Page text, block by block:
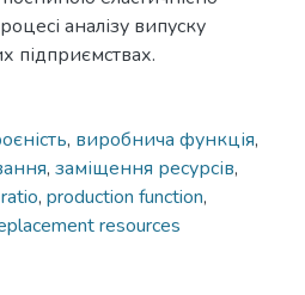
аналізу випуску
підприємствах.
, виробнича функція,
, заміщення ресурсів,
, production function,
resources